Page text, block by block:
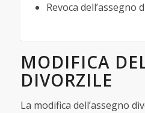
Revoca dell’assegno
MODIFICA
DIVORZILE
La modifica dell’assegno